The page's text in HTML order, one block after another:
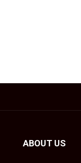
ABOUT US